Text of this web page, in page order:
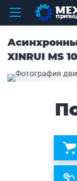
XINRUI MS